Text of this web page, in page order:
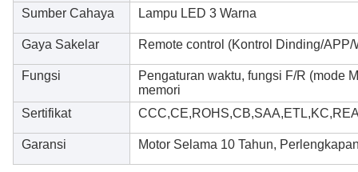
Sumber Cahaya Lampu LED 3 Warna
Gaya Sakelar Remote control (Kontrol Dinding/APP/
Fungsi
Pengaturan waktu, fungsi F/R (mode
memori
Sertifikat
Garansi Motor Selama 10 Tahun,